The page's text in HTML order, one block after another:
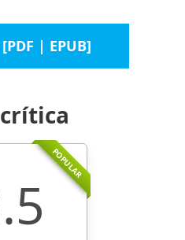
| EPUB]
POPULAR